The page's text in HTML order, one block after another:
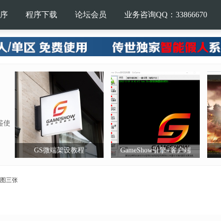
程序下载 论坛会员 业务咨询QQ：33866670
使
GS微端架设教程 GameShow引擎+客户端
三张